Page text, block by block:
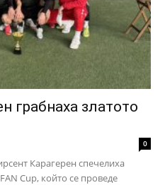
грабнаха златото
0
Карагерен спечелиха
Cup, който се проведе